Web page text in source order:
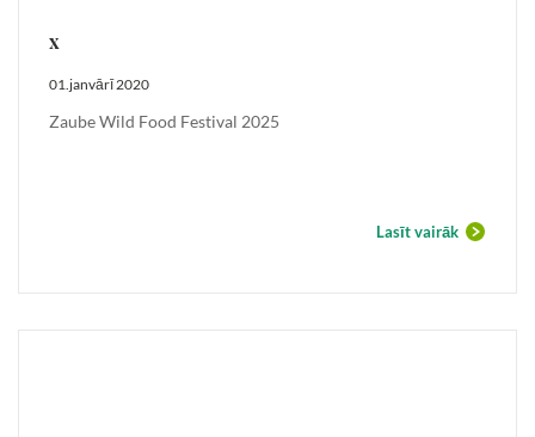
x
01.janvārī 2020
Zaube Wild Food Festival 2025
Lasīt vairāk